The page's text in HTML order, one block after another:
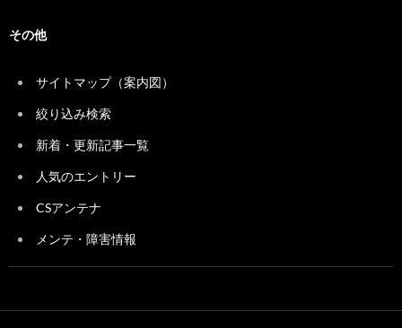
その他
サイトマップ（案内図）
絞り込み検索
新着・更新記事一覧
人気のエントリー
CSアンテナ
メンテ・障害情報